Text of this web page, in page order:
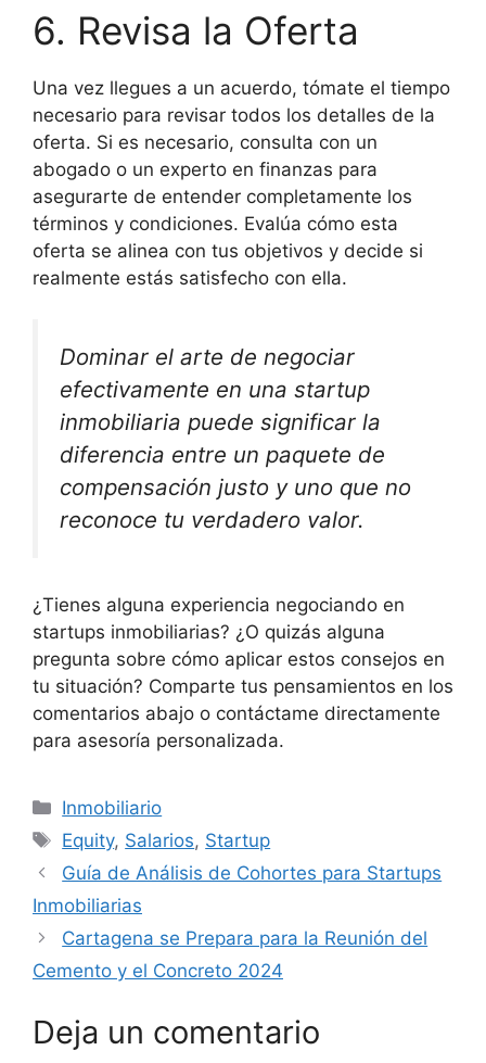
6. Revisa la Oferta
Una vez llegues a un acuerdo, tómate el tiempo
necesario para revisar todos los detalles de la
oferta. Si es necesario, consulta con un
abogado o un experto en finanzas para
asegurarte de entender completamente los
términos y condiciones. Evalúa cómo esta
oferta se alinea con tus objetivos y decide si
realmente estás satisfecho con ella.
Dominar el arte de negociar
efectivamente en una startup
inmobiliaria puede significar la
diferencia entre un paquete de
compensación justo y uno que no
reconoce tu verdadero valor.
¿Tienes alguna experiencia negociando en
startups inmobiliarias? ¿O quizás alguna
pregunta sobre cómo aplicar estos consejos en
tu situación? Comparte tus pensamientos en los
comentarios abajo o contáctame directamente
para asesoría personalizada.
Categorías
Inmobiliario
Etiquetas
Equity, Salarios, Startup
Guía de Análisis de Cohortes para Startups
Inmobiliarias
Cartagena se Prepara para la Reunión del
Cemento y el Concreto 2024
Deja un comentario